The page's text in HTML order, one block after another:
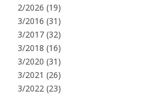
2/2026 (19)
3/2016 (31)
3/2017 (32)
3/2018 (16)
3/2020 (31)
3/2021 (26)
3/2022 (23)